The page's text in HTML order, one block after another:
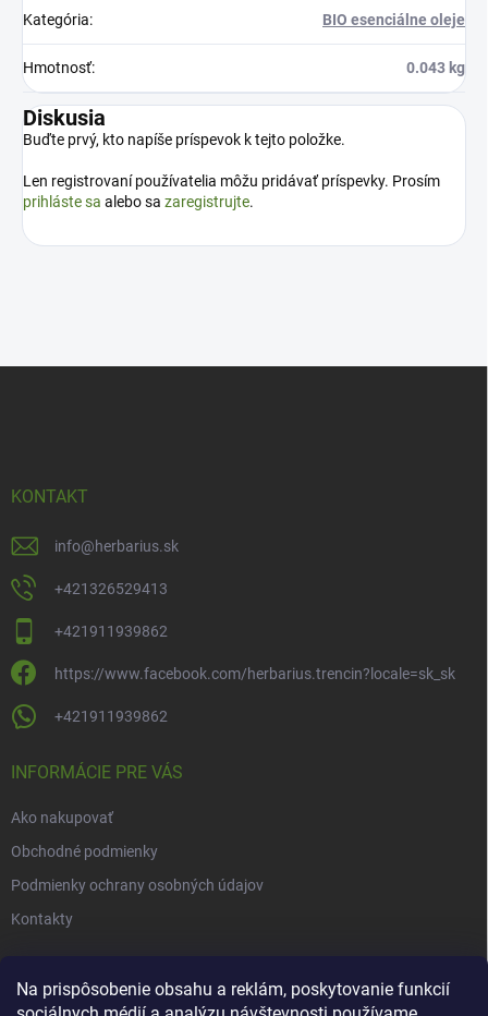
Na prispôsobenie obsahu a reklám, poskytovanie funkcií
Kategória: BIO esenciálne oleje
Hmotnosť: 0.043 kg
Diskusia
Buďte prvý, kto napíše príspevok k tejto položke.
Len registrovaní používatelia môžu pridávať príspevky. Prosím
prihláste sa alebo sa zaregistrujte.
KONTAKT
info@herbarius.sk
+421326529413
+421911939862
https://www.facebook.com/herbarius.trencin?locale=sk_sk
+421911939862
INFORMÁCIE PRE VÁS
Ako nakupovať
Obchodné podmienky
Podmienky ochrany osobných údajov
Kontakty
NOVINKY